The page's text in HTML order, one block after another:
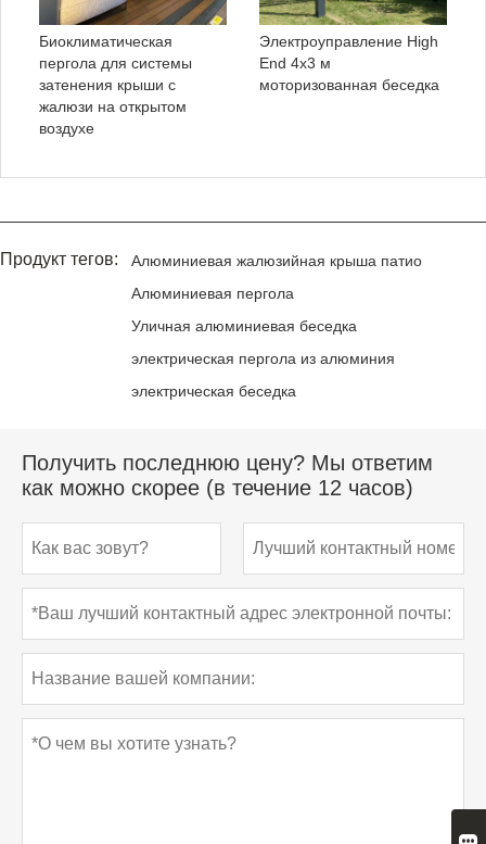
Биоклиматическая
пергола для системы
затенения крыши с
жалюзи на открытом
воздухе
Электроуправление High
End 4x3 м
моторизованная беседка
Продукт тегов:
Алюминиевая жалюзийная крыша патио
Алюминиевая пергола
Уличная алюминиевая беседка
электрическая пергола из алюминия
электрическая беседка
Получить последнюю цену? Мы ответим
как можно скорее (в течение 12 часов)